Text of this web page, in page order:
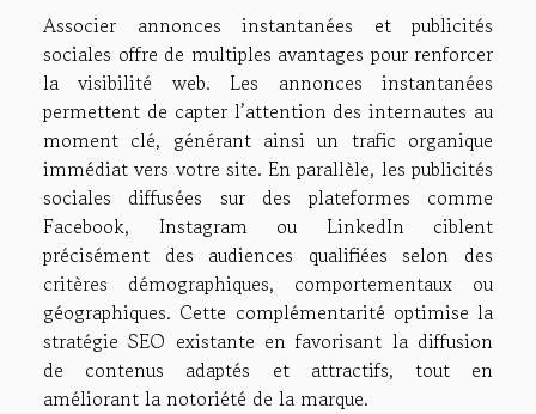
Associer annonces instantanées et publicités
sociales offre de multiples avantages pour renforcer
la visibilité web. Les annonces instantanées
permettent de capter l’attention des internautes au
moment clé, générant ainsi un trafic organique
immédiat vers votre site. En parallèle, les publicités
sociales diffusées sur des plateformes comme
Facebook, Instagram ou LinkedIn ciblent
précisément des audiences qualifiées selon des
critères démographiques, comportementaux ou
géographiques. Cette complémentarité optimise la
stratégie SEO existante en favorisant la diffusion
de contenus adaptés et attractifs, tout en
améliorant la notoriété de la marque.